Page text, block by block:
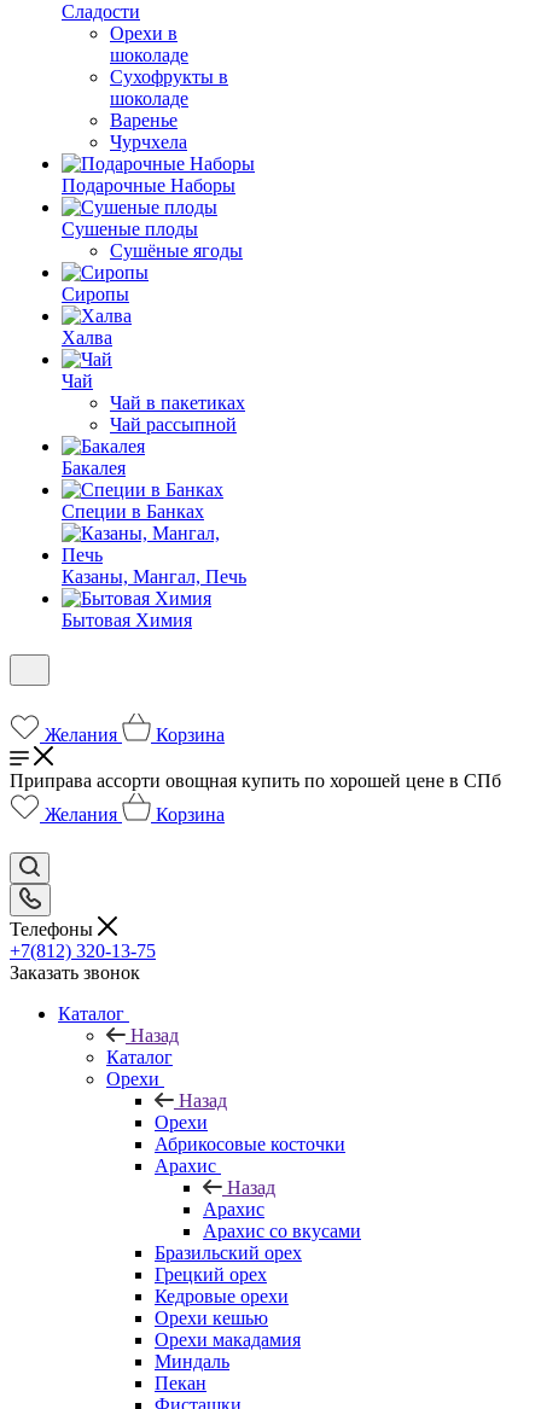
Сладости
Орехи в
шоколаде
Сухофрукты в
шоколаде
Варенье
Чурчхела
Подарочные Наборы
Cушеные плоды
Сушёные ягоды
Сиропы
Халва
Чай
Чай в пакетиках
Чай рассыпной
Бакалея
Специи в Банках
Казаны, Мангал, Печь
Бытовая Химия
Желания Корзина
Приправа ассорти овощная купить по хорошей цене в СПб
Желания
Корзина
Телефоны
+7(812) 320-13-75
Заказать звонок
Каталог
Назад
Каталог
Орехи
Назад
Орехи
Абрикосовые косточки
Арахис
Назад
Арахис
Арахис со вкусами
Бразильский орех
Грецкий орех
Кедровые орехи
Орехи кешью
Орехи макадамия
Миндаль
Пекан
Фисташки